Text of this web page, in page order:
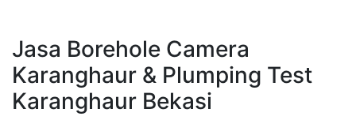
Jasa Borehole Camera
Karanghaur & Plumping Test
Karanghaur Bekasi